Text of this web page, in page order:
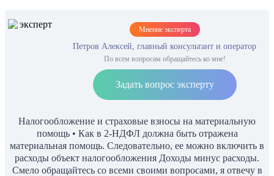
Мнение эксперта
Петров Алексей, главный консультант и оператор
По всем вопросам обращайтесь ко мне!
Задать вопрос эксперту
Налогообложение и страховые взносы на материальную
помощь • Как в 2-НДФЛ должна быть отражена
материальная помощь. Следовательно, ее можно включить в
расходы объект налогообложения Доходы минус расходы.
Смело обращайтесь со всеми своими вопросами, я отвечу в